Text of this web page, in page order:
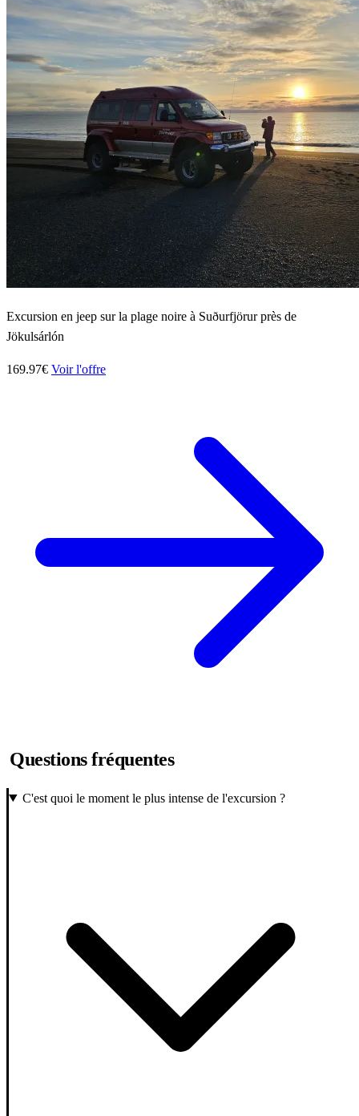
Excursion en jeep sur la plage noire à Suðurfjörur près de
Jökulsárlón
169.97€ Voir l'offre
Questions fréquentes
C'est quoi le moment le plus intense de l'excursion ?